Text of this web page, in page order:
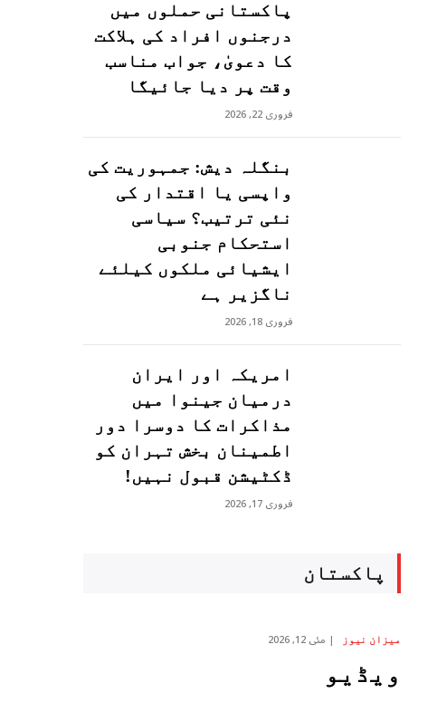
پاکستانی حملوں میں
درجنوں افراد کی ہلاکت
کا دعویٰ، جواب مناسب
وقت پر دیا جائیگا
فروری 22, 2026
بنگلہ دیش: جمہوریت کی
واپسی یا اقتدار کی
نئی ترتیب؟ سیاسی
استحکام جنوبی
ایشیائی ملکوں کیلئے
ناگزیر ہے
فروری 18, 2026
امریکہ اور ایران
درمیان جینوا میں
مذاکرات کا دوسرا دور
اطمینان بخش تہران کو
ڈکٹیشن قبول نہیں!
فروری 17, 2026
پاکستان
میزان نیوز مئی 12, 2026
ویڈیو